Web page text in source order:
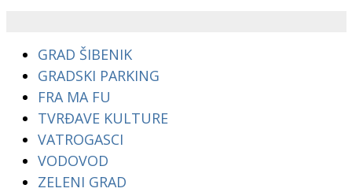
GRAD ŠIBENIK
GRADSKI PARKING
FRA MA FU
TVRĐAVE KULTURE
VATROGASCI
VODOVOD
ZELENI GRAD